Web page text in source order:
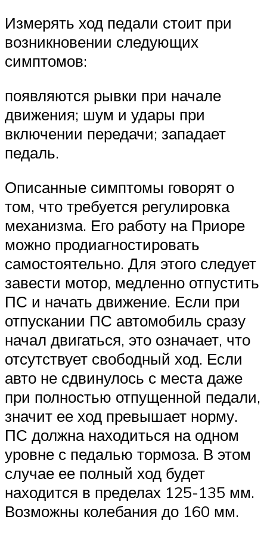
Измерять ход педали стоит при
возникновении следующих
симптомов:
появляются рывки при начале
движения; шум и удары при
включении передачи; западает
педаль.
Описанные симптомы говорят о
том, что требуется регулировка
механизма. Его работу на Приоре
можно продиагностировать
самостоятельно. Для этого следует
завести мотор, медленно отпустить
ПС и начать движение. Если при
отпускании ПС автомобиль сразу
начал двигаться, это означает, что
отсутствует свободный ход. Если
авто не сдвинулось с места даже
при полностью отпущенной педали,
значит ее ход превышает норму.
ПС должна находиться на одном
уровне с педалью тормоза. В этом
случае ее полный ход будет
находится в пределах 125-135 мм.
Возможны колебания до 160 мм.